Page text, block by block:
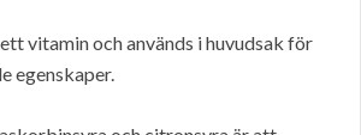
vitamin och används i huvudsak för
egenskaper.